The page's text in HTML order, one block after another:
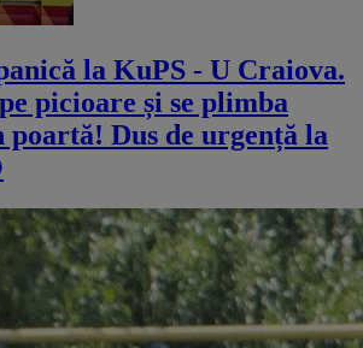
la KuPS - U Craiova.
picioare și se plimba
poartă! Dus de urgență la